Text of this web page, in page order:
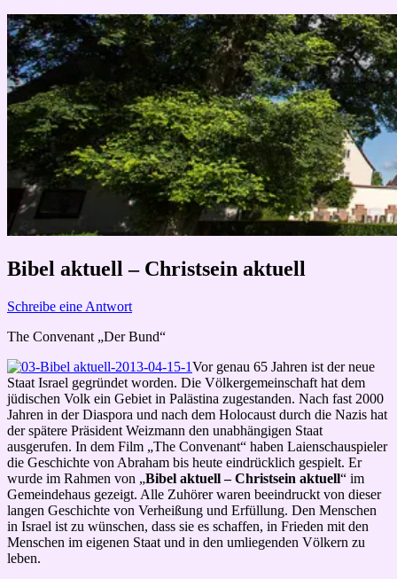
Bibel aktuell – Christsein aktuell
Schreibe eine Antwort
The Convenant „Der Bund“
Vor genau 65 Jahren ist der neue
Staat Israel gegründet worden. Die Völkergemeinschaft hat dem
jüdischen Volk ein Gebiet in Palästina zugestanden. Nach fast 2000
Jahren in der Diaspora und nach dem Holocaust durch die Nazis hat
der spätere Präsident Weizmann den unabhängigen Staat
ausgerufen. In dem Film „The Convenant“ haben Laienschauspieler
die Geschichte von Abraham bis heute eindrücklich gespielt. Er
wurde im Rahmen von „Bibel aktuell – Christsein aktuell“ im
Gemeindehaus gezeigt. Alle Zuhörer waren beeindruckt von dieser
langen Geschichte von Verheißung und Erfüllung. Den Menschen
in Israel ist zu wünschen, dass sie es schaffen, in Frieden mit den
Menschen im eigenen Staat und in den umliegenden Völkern zu
leben.